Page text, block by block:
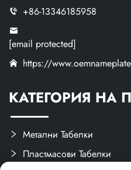
+86-13346185958
[email protected]
https://
КАТЕГОРИЯ НА
Метални Табелки
Пластмасови Табелки